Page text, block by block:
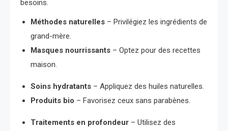
besoins.
Méthodes naturelles – Privilégiez les ingrédients de
grand-mère.
Masques nourrissants – Optez pour des recettes
maison.
Soins hydratants – Appliquez des huiles naturelles.
Produits bio – Favorisez ceux sans parabènes.
Traitements en profondeur – Utilisez des